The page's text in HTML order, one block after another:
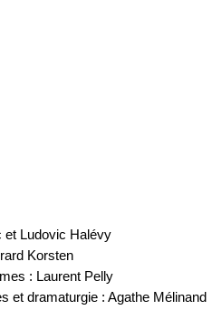
et Ludovic Halévy
Korsten
: Laurent Pelly
et dramaturgie : Agathe Mélinand